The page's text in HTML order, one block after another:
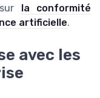
la conformité
artificielle.
avec les